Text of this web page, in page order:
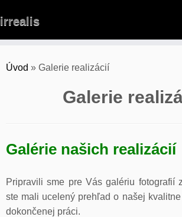
to
irrealis
Úvod » Galerie realizácií
Galerie
Galérie našich realizácií
Pripravili sme pre Vás galériu fotografií
ste mali ucelený prehľad o našej
dokončenej práci.